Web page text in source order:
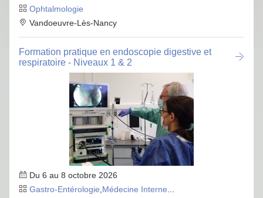
Ophtalmologie
Vandoeuvre-Lès-Nancy
Formation pratique en endoscopie digestive et
respiratoire - Niveaux 1 & 2
Du 6 au 8 octobre 2026
Gastro-Entérologie Médecine Interne